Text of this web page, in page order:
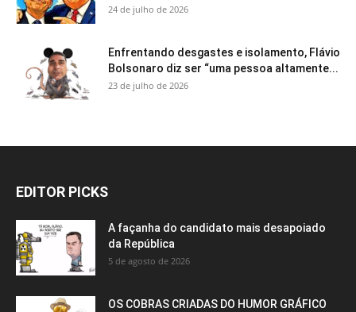
24 de julho de 2026
Enfrentando desgastes e isolamento, Flávio
Bolsonaro diz ser “uma pessoa altamente...
23 de julho de 2026
EDITOR PICKS
A façanha do candidato mais desapoiado
da República
5 de agosto de 2026
OS COBRAS CRIADAS DO HUMOR GRÁFICO